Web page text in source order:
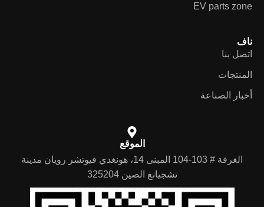
EV parts zone
ناف
اتصل بنا
المنتجات
أخبار الصناعة
الموقع
الغرفة # 103-104 المبنى 14، هونغدي فيوتشر رويان مدينة
تشجيانغ الصين 325204